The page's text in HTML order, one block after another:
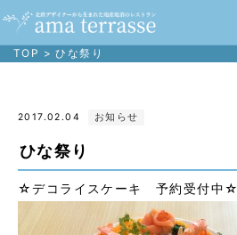
TOP >ひな祭り
2017.02.04 お知らせ
ひな祭り
☆デコライスケーキ 予約受付中☆